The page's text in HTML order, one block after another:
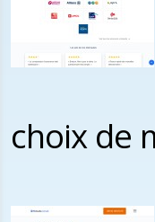
choix de